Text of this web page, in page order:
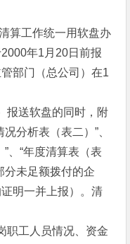
算工作统一用软盘办
年1月20日前报
部门（总公司）在1
报送软盘的同时，附
分析表（表二）”、
、“年度清算表（表
分未足额拨付的企
明一并上报）。清
职工人员情况、资金